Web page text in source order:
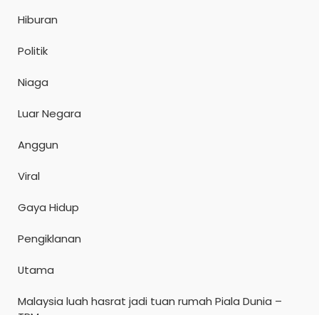
Hiburan
Politik
Niaga
Luar Negara
Anggun
Viral
Gaya Hidup
Pengiklanan
Utama
Malaysia luah hasrat jadi tuan rumah Piala Dunia –